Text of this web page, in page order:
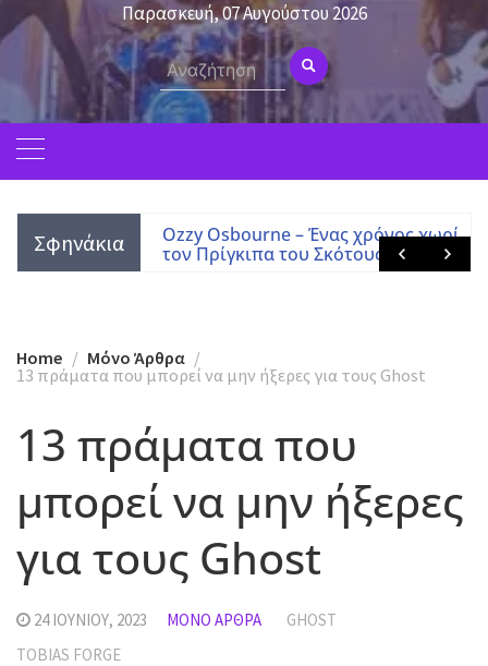
Παρασκευή, 07 Αυγούστου 2026
Search
for:
Σφηνάκια
Martin
Ozzy Osbourne – Ένας χρόνος χωρίς
τον Πρίγκιπα του Σκότους
Home
Mόνο Άρθρα
13 πράματα που μπορεί να μην ήξερες για τους Ghost
13 πράματα που
μπορεί να μην ήξερες
για τους Ghost
24 ΙΟΥΝΊΟΥ, 2023 MΌΝΟ ΆΡΘΡΑ
GHOST
TOBIAS FORGE